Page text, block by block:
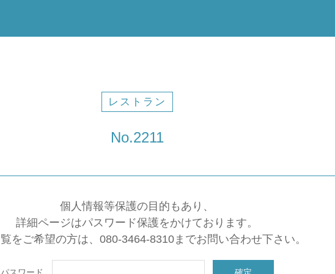
レストラン
No.2211
個人情報等保護の目的もあり、
詳細ページはパスワード保護をかけております。
をご希望の方は、080-3464-8310までお問い合わせ下さい。